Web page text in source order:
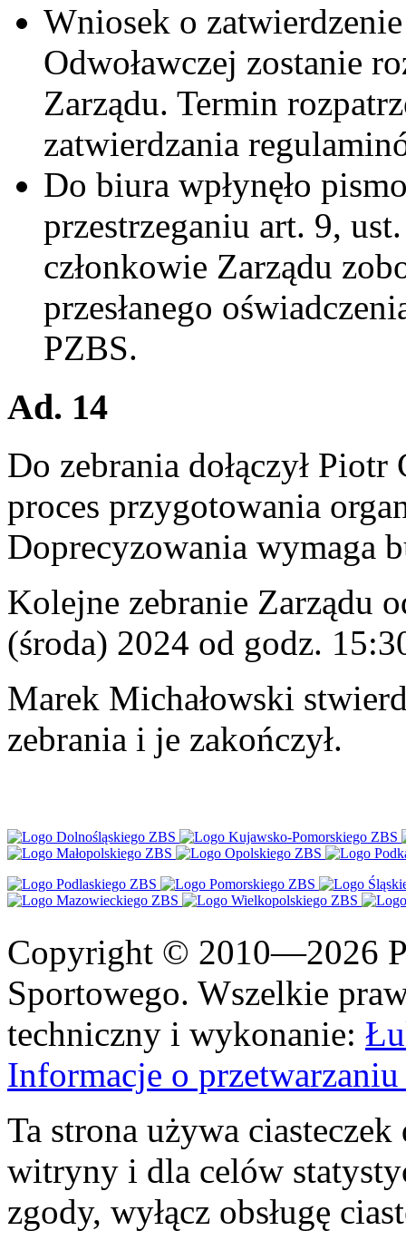
Wniosek o
Odwoławczej zostanie
Zarządu. Termin
zatwierdzania
Do biura wpłynęło
przestrzeganiu art. 9,
członkowie Zarządu
przesłanego
PZBS.
Ad. 14
Do zebrania dołączył
proces przygotowania
Doprecyzowania wymaga
Kolejne zebranie Zarządu
(środa) 2024 od godz.
Marek Michałowski
zebrania i je zakończył.
Copyright © 2010—2026
Sportowego. Wszelkie
techniczny i wykonanie:
Informacje o
Ta strona używa
witryny i dla celów
zgody, wyłącz obsługę